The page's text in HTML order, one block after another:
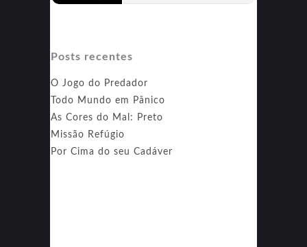
Posts recentes
O Jogo do Predador
Todo Mundo em Pânico
As Cores do Mal: Preto
Missão Refúgio
Por Cima do seu Cadáver